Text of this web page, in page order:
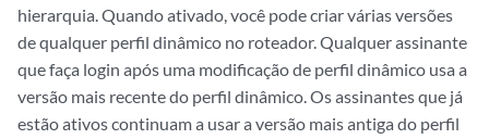
hierarquia. Quando ativado, você pode criar várias versões
de qualquer perfil dinâmico no roteador. Qualquer assinante
que faça login após uma modificação de perfil dinâmico usa a
versão mais recente do perfil dinâmico. Os assinantes que já
estão ativos continuam a usar a versão mais antiga do perfil